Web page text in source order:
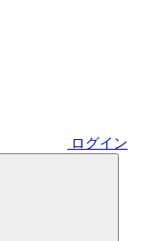
ログイン